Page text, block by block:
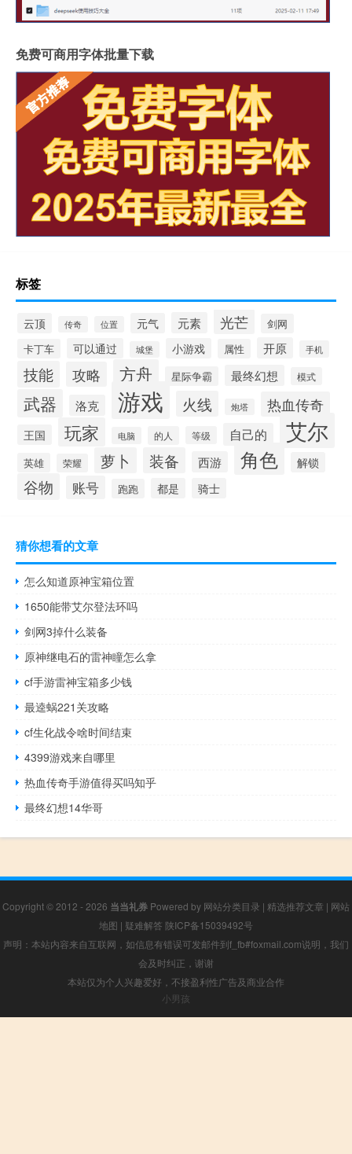
免费可商用字体批量下载
标签
云顶 传奇 位置 元气 元素 光芒
剑网
卡丁车
可以通过 城堡 小游戏 属性 开原 手机
技能 攻略 方舟 星际争霸 最终幻想 模式
武器 洛克 游戏 火线 炮塔 热血传奇
王国 玩家 电脑 的人 等级 自己的 艾尔
英雄 荣耀 萝卜 装备 西游 角色 解锁
谷物 账号 跑跑 都是 骑士
猜你想看的文章
怎么知道原神宝箱位置
1650能带艾尔登法环吗
剑网3掉什么装备
原神继电石的雷神瞳怎么拿
cf手游雷神宝箱多少钱
最逵蜗221关攻略
cf生化战令啥时间结束
4399游戏来自哪里
热血传奇手游值得买吗知乎
最终幻想14华哥
Copyright © 2012 - 2026 当当礼券 Powered by 网站分类目录 | 精选推荐文章 | 网站
地图 | 疑难解答 陕ICP备15039492号
声明：本站内容来自互联网，如信息有错误可发邮件到f_fb#foxmail.com说明，我们
会及时纠正，谢谢
本站仅为个人兴趣爱好，不接盈利性广告及商业合作
小男孩